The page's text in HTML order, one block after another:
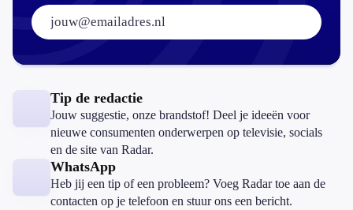
E-mailadres:
Tip de redactie
Jouw suggestie, onze brandstof! Deel je ideeën voor
nieuwe consumenten onderwerpen op televisie, socials
en de site van Radar.
WhatsApp
Heb jij een tip of een probleem? Voeg Radar toe aan de
contacten op je telefoon en stuur ons een bericht.